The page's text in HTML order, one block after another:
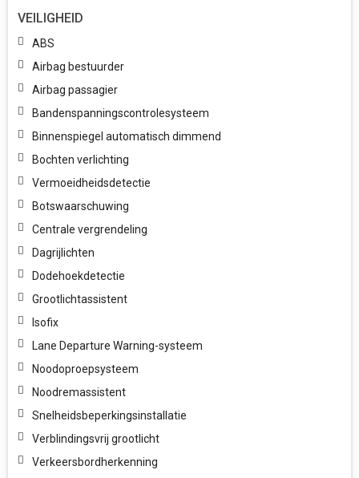
VEILIGHEID
ABS
Airbag bestuurder
Airbag passagier
Bandenspanningscontrolesysteem
Binnenspiegel automatisch dimmend
Bochten verlichting
Vermoeidheidsdetectie
Botswaarschuwing
Centrale vergrendeling
Dagrijlichten
Dodehoekdetectie
Grootlichtassistent
Isofix
Lane Departure Warning-systeem
Noodoproepsysteem
Noodremassistent
Snelheidsbeperkingsinstallatie
Verblindingsvrij grootlicht
Verkeersbordherkenning